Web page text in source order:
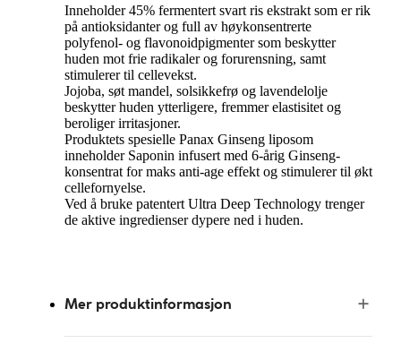
Inneholder 45% fermentert svart ris ekstrakt som er rik
på antioksidanter og full av høykonsentrerte
polyfenol- og flavonoidpigmenter som beskytter
huden mot frie radikaler og forurensning, samt
stimulerer til cellevekst.
Jojoba, søt mandel, solsikkefrø og lavendelolje
beskytter huden ytterligere, fremmer elastisitet og
beroliger irritasjoner.
Produktets spesielle Panax Ginseng liposom
inneholder Saponin infusert med 6-årig Ginseng-
konsentrat for maks anti-age effekt og stimulerer til økt
cellefornyelse.
Ved å bruke patentert Ultra Deep Technology trenger
de aktive ingredienser dypere ned i huden.
Mer produktinformasjon